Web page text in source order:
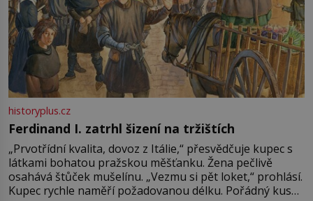
historyplus.cz
Ferdinand I. zatrhl šizení na tržištích
„Prvotřídní kvalita, dovoz z Itálie,“ přesvědčuje kupec s
látkami bohatou pražskou měšťanku. Žena pečlivě
osahává štůček mušelínu. „Vezmu si pět loket,“ prohlásí.
Kupec rychle naměří požadovanou délku. Pořádný kus